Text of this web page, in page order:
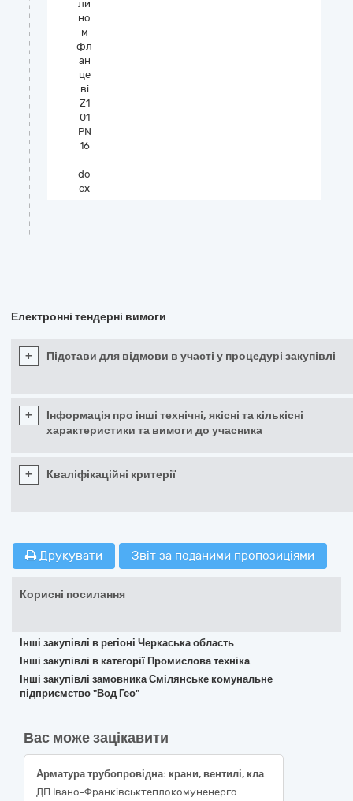
ли
но
м
фл
ан
це
ві
Z1
01
PN
16
_.
do
cx
Електронні тендерні вимоги
+ Підстави для відмови в участі у процедурі закупівлі
+
Інформація про інші технічні, якісні та кількісні
характеристики та вимоги до учасника
+ Кваліфікаційні критерії
Друкувати Звіт за поданими пропозиціями
Корисні посилання
Інші закупівлі в регіоні Черкаська область
Інші закупівлі в категорії Промислова техніка
Інші закупівлі замовника Смілянське комунальне
підприємство "Вод Гео"
Вас може зацікавити
Арматура трубопровідна: крани, вентилі, клапани та подібні пристрої
ДП Івано-Франківськтеплокомуненерго